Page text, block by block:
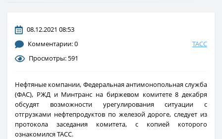
08.12.2021 08:53
Комментарии: 0
Просмотры: 591
ТАСС
Нефтяные компании, Федеральная антимонопольная служба
(ФАС), РЖД и Минтранс на биржевом комитете 8 декабря
обсудят возможности урегулирования ситуации с
отгрузками нефтепродуктов по железой дороге, следует из
протокола заседания комитета, с копией которого
ознакомился ТАСС.